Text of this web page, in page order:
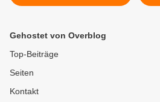
Seniorennachmittag in die
Gehostet von Overblog
Top-Beiträge
Seiten
Kontakt